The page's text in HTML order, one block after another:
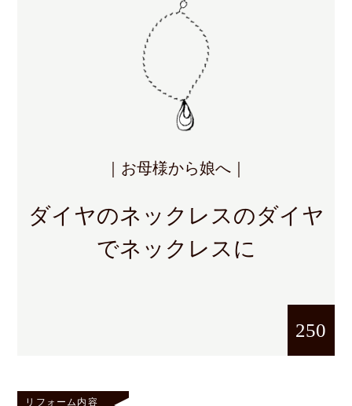
｜お母様から娘へ｜
ダイヤのネックレスのダイヤ
でネックレスに
250
リフォーム内容